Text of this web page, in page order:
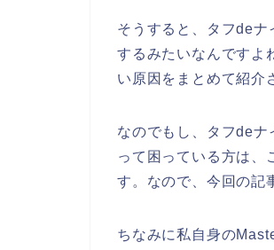
そうすると、タフde
するみたいなんですよ
い原因をまとめて紹介
なのでもし、タフde
って困っている方は、
す。なので、今回の記
ちなみに私自身の